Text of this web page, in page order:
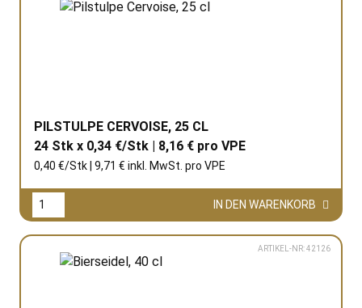
PILSTULPE CERVOISE, 25 CL
24 Stk x 0,34 €/Stk | 8,16 € pro VPE
0,40 €/Stk | 9,71 € inkl. MwSt. pro VPE
IN DEN WARENKORB
ARTIKEL-NR: 42126